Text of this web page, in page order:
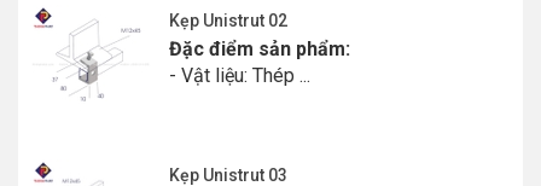
Kẹp Unistrut 02
Đặc điểm sản phẩm:
- Vật liệu: Thép ...
Kẹp Unistrut 03